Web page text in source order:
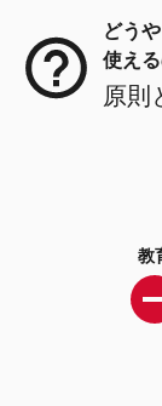
どう
使える
原則
教